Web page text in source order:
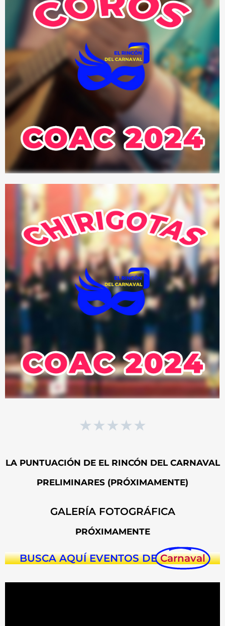
★★★★★
LA PUNTUACIÓN DE EL RINCÓN DEL CARNAVAL
PRELIMINARES (PRÓXIMAMENTE)
GALERÍA FOTOGRÁFICA
PRÓXIMAMENTE
BUSCA AQUÍ EVENTOS DE Carnaval